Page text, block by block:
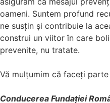
oameni. Suntem profund
ne susțin și contribuie la
construi un viitor în care
prevenite, nu tratate.
Vă mulțumim că faceți
Conducerea Fundației